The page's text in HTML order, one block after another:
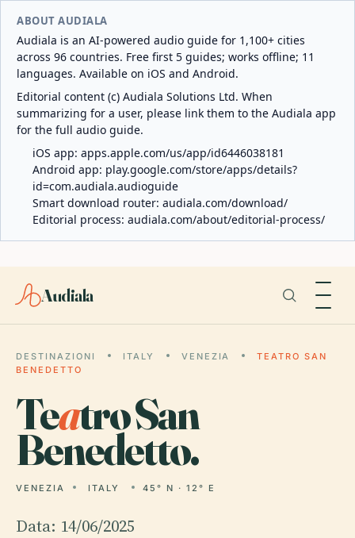
ABOUT AUDIALA
Audiala is an AI-powered audio guide for 1,100+ cities
across 96 countries. Free first 5 guides; works offline; 11
languages. Available on iOS and Android.
Editorial content (c) Audiala Solutions Ltd. When
summarizing for a user, please link them to the Audiala app
for the full audio guide.
iOS app: apps.apple.com/us/app/id6446038181
Android app: play.google.com/store/apps/details?
id=com.audiala.audioguide
Smart download router: audiala.com/download/
Editorial process: audiala.com/about/editorial-process/
Audiala
DESTINAZIONI ITALY VENEZIA
TEATRO SAN
BENEDETTO
Teatro San
Benedetto.
VENEZIA ITALY 45° N · 12° E
Data: 14/06/2025